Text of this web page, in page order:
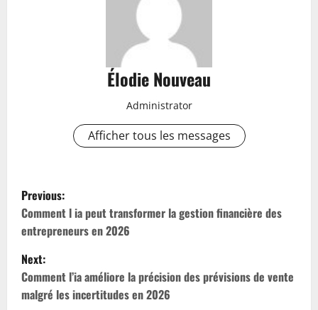
Élodie Nouveau
Administrator
Afficher tous les messages
P
o
s
t
Previous:
Comment l ia peut transformer la gestion financière des
entrepreneurs en 2026
Next:
Comment l’ia améliore la précision des prévisions de vente
malgré les incertitudes en 2026